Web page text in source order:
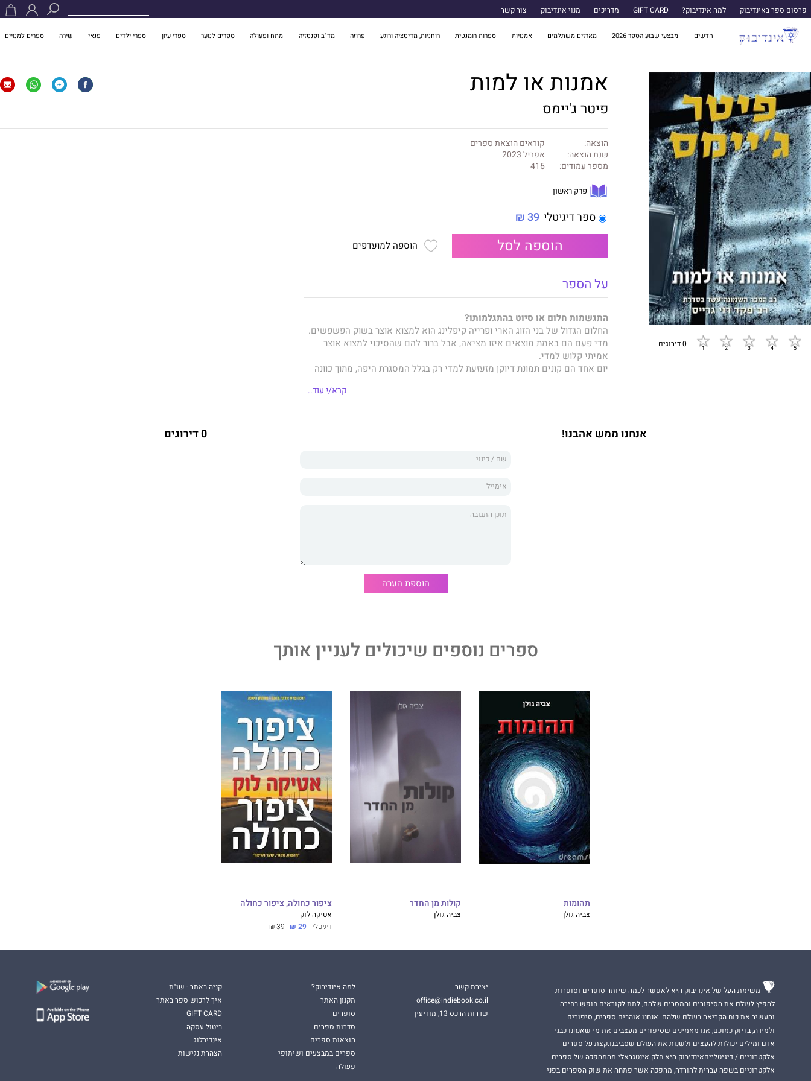
פרסום ספר באינדיבוק למה אינדיבוק? GIFT CARD מדריכים מנוי אינדיבוק צור קשר
חדשים מבצעי שבוע הספר 2026 מארזים משתלמים אמנויות ספרות רומנטית רוחניות, מדיטציה ורוגע פרוזה מד"ב ופנטזיה מתח ופעולה ספרים לנוער ספרי עיון ספרי ילדים פנאי שירה ספרים למנויים
0 דירוגים
אמנות או למות
פיטר ג'יימס
הוצאה:
קוראים הוצאת ספרים
שנת הוצאה:
אפריל 2023
מספר עמודים:
416
פרק ראשון
ספר דיגיטלי 39 ₪
הוספה לסל הוספה למועדפים
על הספר
התגשמות חלום או סיוט בהתגלמותו?
החלום הגדול של בני הזוג הארי ופרייה קיפלינג הוא למצוא אוצר בשוק הפשפשים.
מדי פעם הם באמת מוצאים איזו מציאה, אבל ברור להם שהסיכוי למצוא אוצר
אמיתי קלוש למדי.
יום אחד הם קונים תמונת דיוקן מזעזעת למדי רק בגלל המסגרת היפה, מתוך כוונה
אם כן, שוויה עשוי להגיע למיליונים.
אספן אמנות אחד משוכנע שהיצירה הזאת אותנטית, והוא אינו בוחל באמצעים כדי
רב־פקד בילוש רוי גרייס מוצא את עצמו שקוע בעולם בלתי מוכר לו - עולם האמנות.
שמתחת לציפוי הדק רוחשים יצרים עזים, תאוות בצע, מרמה ואלימות.
בילוש רוי גרייס בחייו המקצועיים והפרטיים.
שפות וזיכו אותו בעשרות רבות של פרסים. רבים מספריו עובדו לקולנוע, לתיאטרון
ולטלוויזיה. באחרונה החל שידורה של סדרת מתח חדשה בשם גרייס בכיכובו של ג'ון
קרא/י עוד..
אנחנו ממש אהבנו! 0 דירוגים
הוספת הערה
ספרים נוספים שיכולים לעניין אותך
תהומות
צביה גולן
קולות מן החדר
צביה גולן
ציפור כחולה, ציפור כחולה
אטיקה לוק
דיגיטלי 29 ₪
39 ₪
משימת העל של אינדיבוק היא לאפשר לכמה שיותר סופרים וסופרות
להפיץ לעולם את הסיפורים והמסרים שלהם, לתת לקוראים חופש בחירה
והעשיר את כוח הקריאה בעולם שלהם. אנחנו אוהבים ספרים, סיפורים
ולמידה, בדיוק כמוכם, אנו מאמינים שסיפורים מעצבים את מי שאנחנו כבני
אדם ומילים יכולות להעצים ולשנות את העולם שסביבנו.קצת על ספרים
אלקטרוניים / דיגיטלייםאינדיבוק היא חלק אינטגראלי מהמהפכה של ספרים
אלקטרוניים בשפה עברית להורדה, מהפכה אשר פתחה את שוק הספרים בפני
יצירת קשר
office@indiebook.co.il
שדרות הרכס 13, מודיעין
למה אינדיבוק?
תקנון האתר
סופרים
סדרות ספרים
הוצאות ספרים
ספרים במבצעים ושיתופי
פעולה
קניה באתר - שו"ת
איך לרכוש ספר באתר
GIFT CARD
ביטול עסקה
אינדיבלוג
הצהרת נגישות